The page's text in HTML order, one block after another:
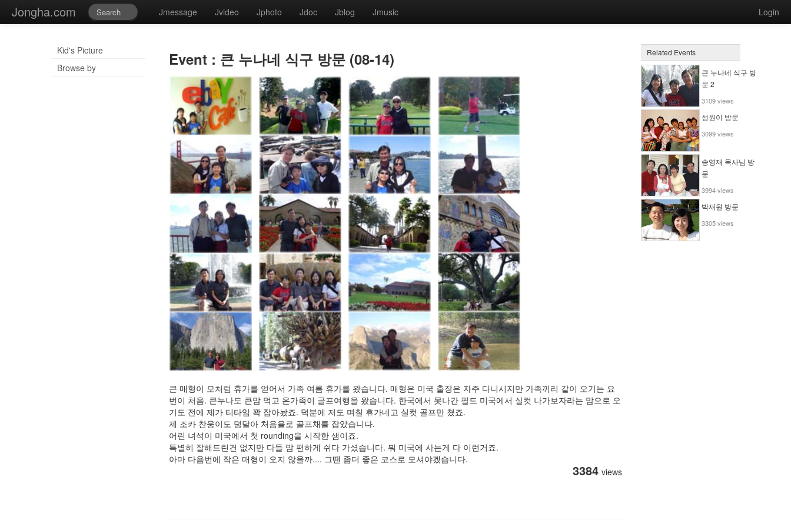
Jongha.com Login
Jmessage Jvideo Jphoto Jdoc Jblog Jmusic
Kid's Picture
Browse by
Event : 큰 누나네 식구 방문 (08-14)
큰 매형이 모처럼 휴가를 얻어서 가족 여름 휴가를 왔습니다. 매형은 미국 출장은 자주 다니시지만 가족끼리 같이 오기는 요
번이 처음. 큰누나도 큰맘 먹고 온가족이 골프여행을 왔습니다. 한국에서 못나간 필드 미국에서 실컷 나가보자라는 맘으로 오
기도 전에 제가 티타임 꽉 잡아놨죠. 덕분에 저도 며칠 휴가네고 실컷 골프만 쳤죠.
제 조카 찬웅이도 덩달아 처음을로 골프채를 잡았습니다.
어린 녀석이 미국에서 첫 rounding을 시작한 샘이죠.
특별히 잘해드린건 없지만 다들 맘 편하게 쉬다 가셨습니다. 뭐 미국에 사는게 다 이런거죠.
아마 다음번에 작은 매형이 오지 않을까.... 그땐 좀더 좋은 코스로 모셔야겠습니다.
3384 views
Related Events
큰 누나네 식구 방
문 2
3109 views
성원이 방문
3099 views
송영재 목사님 방
문
3994 views
박재원 방문
3305 views